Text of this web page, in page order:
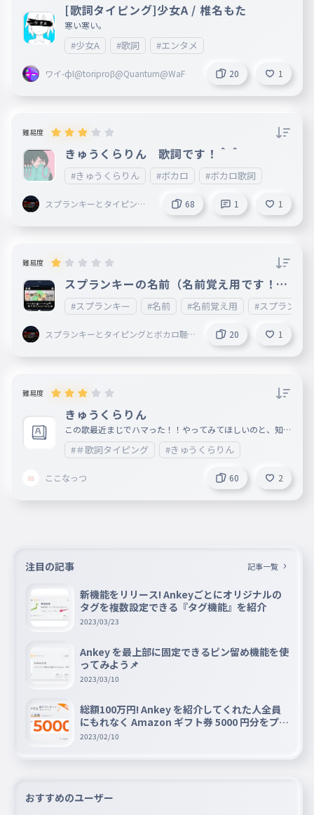
[歌詞タイピング]少女A / 椎名もた
寒い寒い。
#少女A #歌詞 #エンタメ
ワイ-фI@toriproβ@Quantum@WaF 20 1
難易度
きゅうくらりん 歌詞です！＾＾
#きゅうくらりん #ボカロ #ボカロ歌詞
スプランキーとタイピング
68 1 1
難易度
スプランキーの名前（名前覚え用です！！
）#スプランキー #名前 #名前覚え用 #スプランキ
スプランキーとタイピングとボカロ聴
20 1
難易度
きゅうくらりん
この歌最近まじでハマった！！やってみてほしいのと、知ら
ん人は聞いてみてね〜！！いい歌だよ！！ URL載せとくね
！！https://www.youtube.com/watch?v=2b1IexhKPz4&lis
t=RD2b1IexhKPz4&start_radio=1
#＃歌詞タイピング #きゅうくらりん
ここなっつ 60 2
注目の記事 記事一覧
新機能をリリース! Ankeyごとにオリジナルの
タグを複数設定できる『タグ機能』を紹介
2023/03/23
Ankey を最上部に固定できるピン留め機能を使
ってみよう📌
2023/03/10
総額100万円! Ankey を紹介してくれた人全員
にもれなく Amazon ギフト券 5000 円分をプレ
ゼントキャンペーン!!
2023/02/10
おすすめのユーザー